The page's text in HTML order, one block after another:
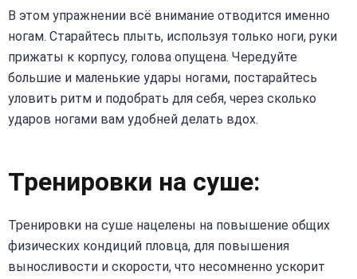
В этом упражнении всё внимание отводится именно
ногам. Старайтесь плыть, используя только ноги, руки
прижаты к корпусу, голова опущена. Чередуйте
большие и маленькие удары ногами, постарайтесь
уловить ритм и подобрать для себя, через сколько
ударов ногами вам удобней делать вдох.
Тренировки на суше:
Тренировки на суше нацелены на повышение общих
физических кондиций пловца, для повышения
выносливости и скорости, что несомненно ускорит